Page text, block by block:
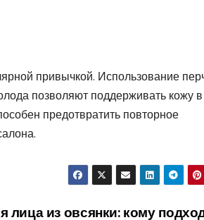
привычкой. Использование
позволяют поддерживать кожу в
предотвратить повторное
лица из овсянки: кому